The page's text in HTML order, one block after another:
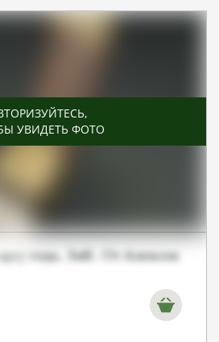
,
УВИДЕТЬ ФОТО
года, ЗиК. От Алексея